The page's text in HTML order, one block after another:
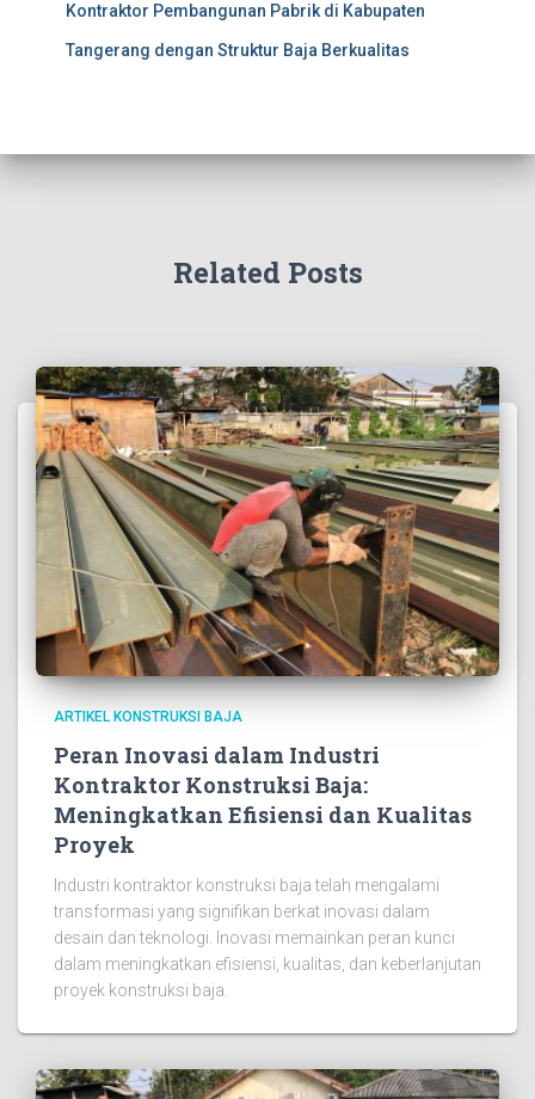
Kontraktor Pembangunan Pabrik di Kabupaten
Tangerang dengan Struktur Baja Berkualitas
Related Posts
ARTIKEL KONSTRUKSI BAJA
Peran Inovasi dalam Industri
Kontraktor Konstruksi Baja:
Meningkatkan Efisiensi dan Kualitas
Proyek
Industri kontraktor konstruksi baja telah mengalami
transformasi yang signifikan berkat inovasi dalam
desain dan teknologi. Inovasi memainkan peran kunci
dalam meningkatkan efisiensi, kualitas, dan keberlanjutan
proyek konstruksi baja.